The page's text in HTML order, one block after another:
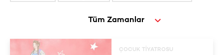
ÇOCUK TIYATROSU